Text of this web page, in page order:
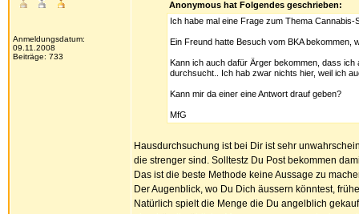
Anmeldungsdatum:
09.11.2008
Beiträge: 733
Anonymous hat Folgendes geschrieben:
Ich habe mal eine Frage zum Thema Cannabis-
Ein Freund hatte Besuch vom BKA bekommen,
Kann ich auch dafür Ärger bekommen, dass
durchsucht.. Ich hab zwar nichts hier, weil ich
Kann mir da einer eine Antwort drauf geben?
MfG
Hausdurchsuchung ist bei Dir ist sehr
die strenger sind. Solltestz Du Post bekommen
Das ist die beste Methode keine Aussage zu
Der Augenblick, wo Du Dich äussern könntest,
Natürlich spielt die Menge die Du angelblich